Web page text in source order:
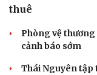
thuê
Phòng vệ
cảnh báo sớm
Thái Nguyên tập